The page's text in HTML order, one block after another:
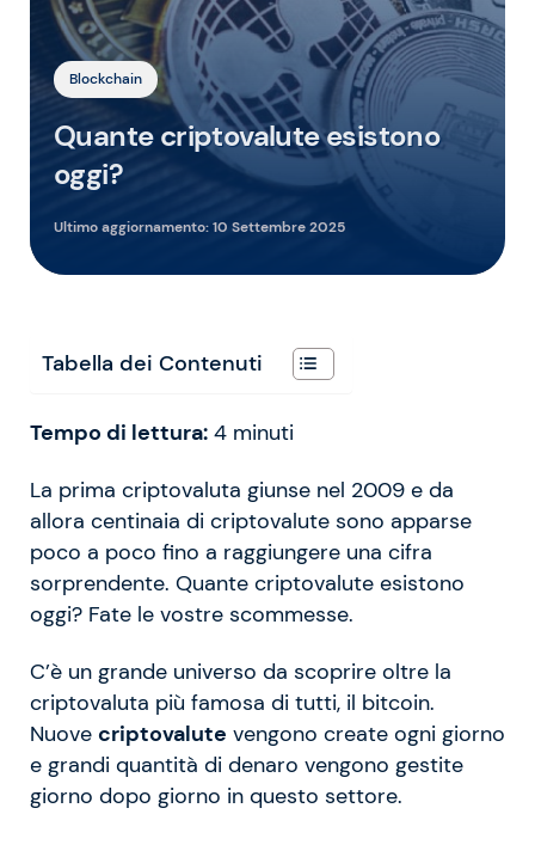
Blockchain
Quante criptovalute esistono
oggi?
Ultimo aggiornamento:10 Settembre 2025
Tabella dei Contenuti
Tempo di lettura: 4 minuti
La prima criptovaluta giunse nel 2009 e da
allora centinaia di criptovalute sono apparse
poco a poco fino a raggiungere una cifra
sorprendente. Quante criptovalute esistono
oggi? Fate le vostre scommesse.
C’è un grande universo da scoprire oltre la
criptovaluta più famosa di tutti, il bitcoin.
Nuove criptovalute vengono create ogni giorno
e grandi quantità di denaro vengono gestite
giorno dopo giorno in questo settore.